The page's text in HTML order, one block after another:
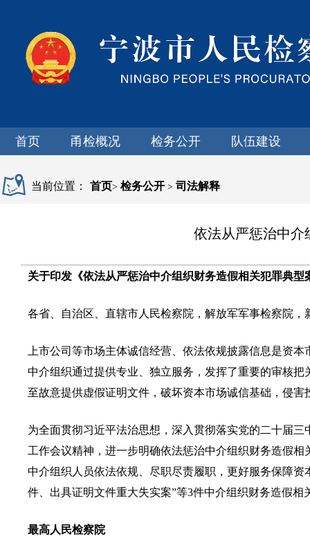
首页 甬检概况 检务公开 队伍建设
当前位置： 首页> 检务公开 > 司法解释
依法从严惩治中介
关于印发《依法从严惩治中介组织财务造假相关犯罪典型
各省、自治区、直辖市人民检察院，解放军军事检察院，
上市公司等市场主体诚信经营、依法依规披露信息是资
中介组织通过提供专业、独立服务，发挥了重要的审核
至故意提供虚假证明文件，破坏资本市场诚信基础，侵
为全面贯彻习近平法治思想，深入贯彻落实党的二十届
工作会议精神，进一步明确依法惩治中介组织财务造假
中介组织人员依法依规、尽职尽责履职，更好服务保障
件、出具证明文件重大失实案”等3件中介组织财务造假
最高人民检察院